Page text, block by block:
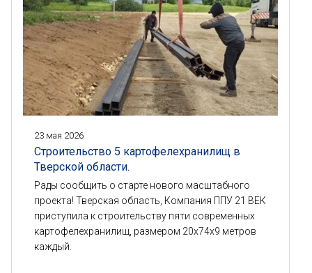
23 мая 2026
Строительство 5 картофелехранилищ в
Тверской области.
Рады сообщить о старте нового масштабного
проекта! Тверская область, Компания ППУ 21 ВЕК
приступила к строительству пяти современных
картофелехранилищ, размером 20x74x9 метров
каждый.